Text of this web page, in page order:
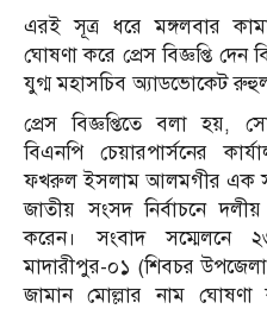
এরই সূত্র ধরে মঙ্গলবার
ঘোষণা করে প্রেস বিজ্ঞপ্তি দেন
যুগ্ম মহাসচিব অ্যাডভোকেট
প্রেস বিজ্ঞপ্তিতে বলা হয়,
বিএনপি চেয়ারপার্সনের
ফখরুল ইসলাম আলমগীর এক
জাতীয় সংসদ নির্বাচনে
করেন। সংবাদ সম্মেলনে
মাদারীপুর-০১ (শিবচর
জামান মোল্লার নাম